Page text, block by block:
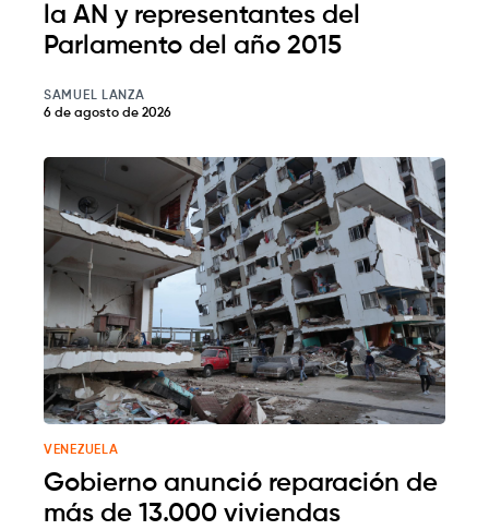
la AN y representantes del
Parlamento del año 2015
SAMUEL LANZA
6 de agosto de 2026
VENEZUELA
Gobierno anunció reparación de
más de 13.000 viviendas